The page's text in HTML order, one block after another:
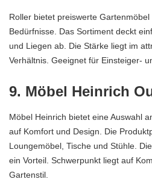
Roller bietet preiswerte
Bedürfnisse. Das Sortiment deckt
und Liegen ab. Die Stärke liegt im
Verhältnis. Geeignet für Einsteiger-
9. Möbel Heinrich
Möbel Heinrich bietet eine Auswahl
auf Komfort und Design. Die
Loungemöbel, Tische und Stühle.
ein Vorteil. Schwerpunkt liegt auf
Gartenstil.